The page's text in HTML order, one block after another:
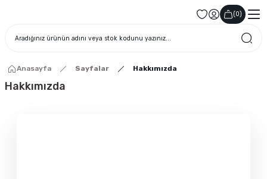
(0)
Anasayfa Sayfalar Hakkımızda
Hakkımızda